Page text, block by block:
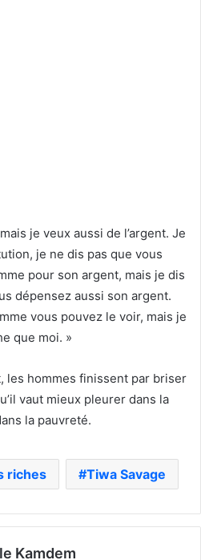
je veux aussi de l’argent. Je
je ne dis pas que vous
pour son argent, mais je dis
dépensez aussi son argent.
vous pouvez le voir, mais je
que moi. »
les hommes finissent par briser
vaut mieux pleurer dans la
la pauvreté.
riches Tiwa Savage
Kamdem